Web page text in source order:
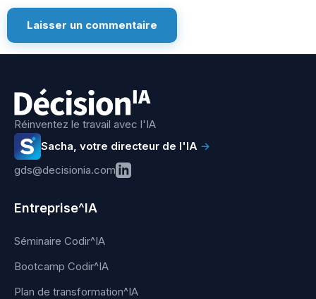
Réinventez le travail avec l'IA
Sacha, votre directeur de l'IA →
gds@decisionia.com
Entreprise^IA
Séminaire Codir^IA
Bootcamp Codir^IA
Plan de transformation^IA